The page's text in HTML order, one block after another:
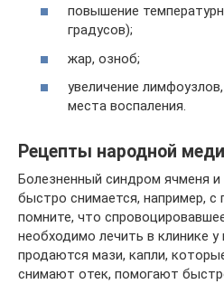
повышение
градусов);
жар, озноб;
увеличение
места воспаления.
Рецепты народной
Болезненный синдром ячменя
быстро снимается, например,
помните, что
необходимо лечить в клинике у
продаются мази, капли,
снимают отек, помогают